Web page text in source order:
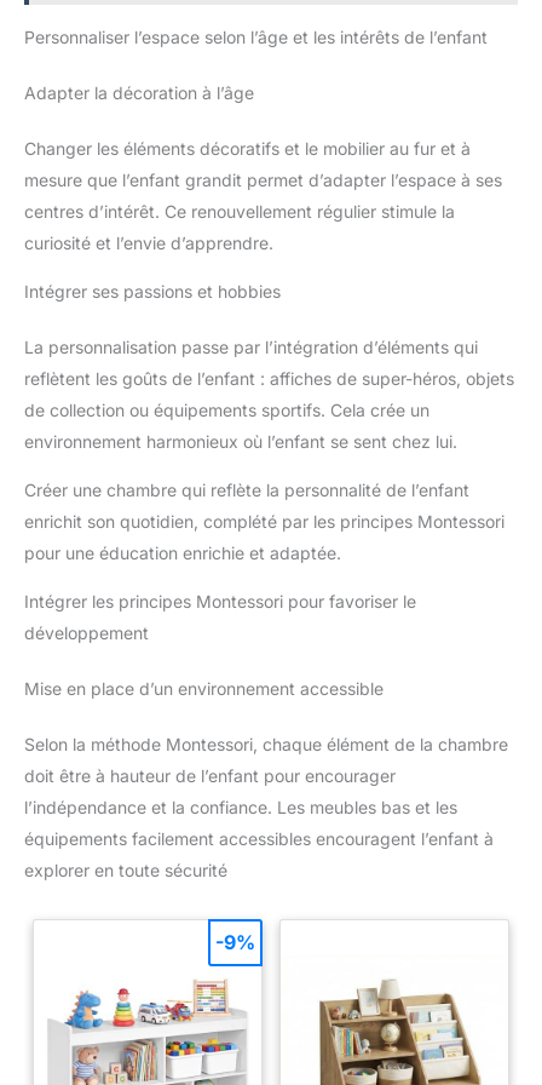
maternelle. 【Service après-vente】Parce que le sceau est un
produit personnalisé, veuillez confirmer le contenu requis et
être envoyé.Si vous avez des questions sur le produit, Vous
le problème.
Personnaliser l’espace selon l’âge et les intérêts de l’enfant
Adapter la décoration à l’âge
Changer les éléments décoratifs et le mobilier au fur et à
mesure que l’enfant grandit permet d’adapter l’espace à ses
centres d’intérêt. Ce renouvellement régulier stimule la
curiosité et l’envie d’apprendre.
Intégrer ses passions et hobbies
La personnalisation passe par l’intégration d’éléments qui
reflètent les goûts de l’enfant : affiches de super-héros, objets
de collection ou équipements sportifs. Cela crée un
environnement harmonieux où l’enfant se sent chez lui.
Créer une chambre qui reflète la personnalité de l’enfant
enrichit son quotidien, complété par les principes Montessori
pour une éducation enrichie et adaptée.
Intégrer les principes Montessori pour favoriser le
développement
Mise en place d’un environnement accessible
Selon la méthode Montessori, chaque élément de la chambre
doit être à hauteur de l’enfant pour encourager
l’indépendance et la confiance. Les meubles bas et les
équipements facilement accessibles encouragent l’enfant à
explorer en toute sécurité
-9%